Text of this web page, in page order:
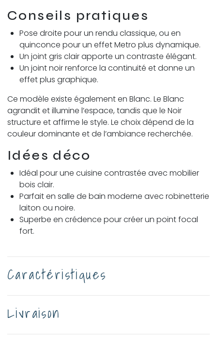
Conseils pratiques
Pose droite pour un rendu classique, ou en
quinconce pour un effet Metro plus dynamique.
Un joint gris clair apporte un contraste élégant.
Un joint noir renforce la continuité et donne un
effet plus graphique.
Ce modèle existe également en Blanc. Le Blanc
agrandit et illumine l’espace, tandis que le Noir
structure et affirme le style. Le choix dépend de la
couleur dominante et de l’ambiance recherchée.
Idées déco
Idéal pour une cuisine contrastée avec mobilier
bois clair.
Parfait en salle de bain moderne avec robinetterie
laiton ou noire.
Superbe en crédence pour créer un point focal
fort.
Caractéristiques
Livraison